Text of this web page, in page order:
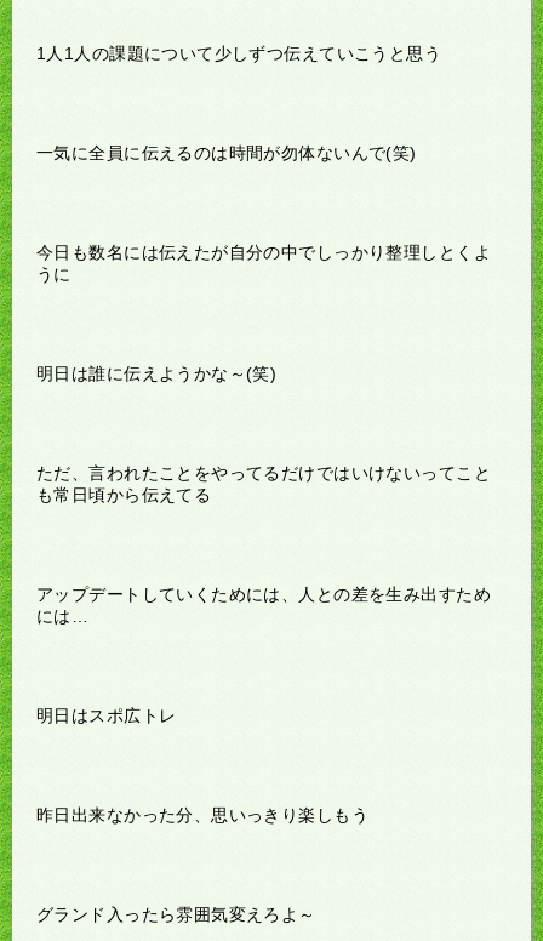
1人1人の課題について少しずつ伝えていこうと思う
一気に全員に伝えるのは時間が勿体ないんで(笑)
今日も数名には伝えたが自分の中でしっかり整理しとくよ
うに
明日は誰に伝えようかな～(笑)
ただ、言われたことをやってるだけではいけないってこと
も常日頃から伝えてる
アップデートしていくためには、人との差を生み出すため
には…
明日はスポ広トレ
昨日出来なかった分、思いっきり楽しもう
グランド入ったら雰囲気変えろよ～